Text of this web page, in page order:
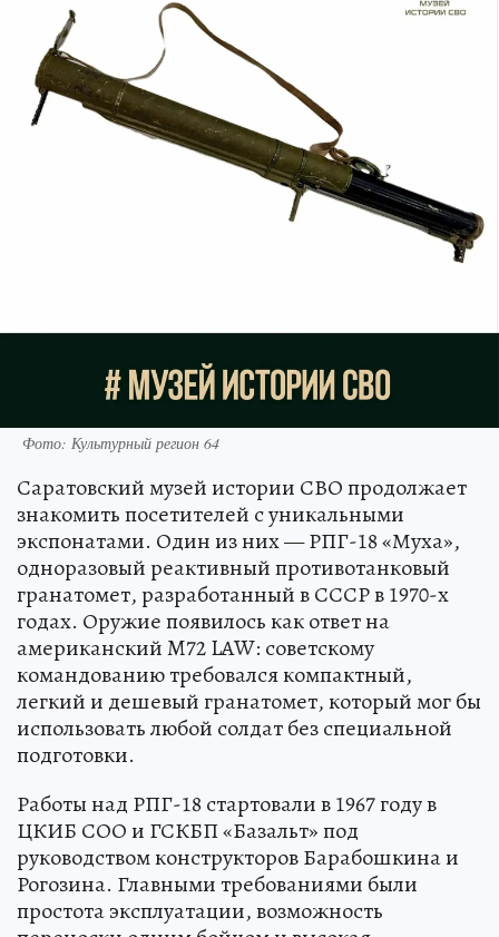
Фото: Культурный регион 64
Саратовский музей истории СВО продолжает
знакомить посетителей с уникальными
экспонатами. Один из них — РПГ-18 «Муха»,
одноразовый реактивный противотанковый
гранатомет, разработанный в СССР в 1970-х
годах. Оружие появилось как ответ на
американский M72 LAW: советскому
командованию требовался компактный,
легкий и дешевый гранатомет, который мог бы
использовать любой солдат без специальной
подготовки.
Работы над РПГ-18 стартовали в 1967 году в
ЦКИБ СОО и ГСКБП «Базальт» под
руководством конструкторов Барабошкина и
Рогозина. Главными требованиями были
простота эксплуатации, возможность